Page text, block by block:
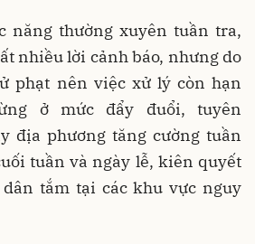
năng thường xuyên tuần tra,
nhiều lời cảnh báo, nhưng do
phạt nên việc xử lý còn hạn
ở mức đẩy đuổi, tuyên
địa phương tăng cường tuần
tuần và ngày lễ, kiên quyết
tắm tại các khu vực nguy